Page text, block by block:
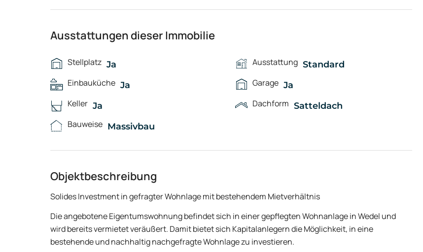
Ausstattungen dieser Immobilie
Stellplatz Ja Ausstattung Standard
Einbauküche Ja Garage Ja
Keller Ja Dachform Satteldach
Bauweise Massivbau
Objektbeschreibung
Solides Investment in gefragter Wohnlage mit bestehendem Mietverhältnis
Die angebotene Eigentumswohnung befindet sich in einer gepflegten Wohnanlage in Wedel und
wird bereits vermietet veräußert. Damit bietet sich Kapitalanlegern die Möglichkeit, in eine
bestehende und nachhaltig nachgefragte Wohnlage zu investieren.